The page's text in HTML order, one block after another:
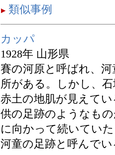
類似事例
カッパ
1928年 山形県
賽の河原と呼ばれ、
所がある。しかし、
赤土の地肌が見えて
供の足跡のようなも
に向かって続いてい
河童の足跡と呼んで